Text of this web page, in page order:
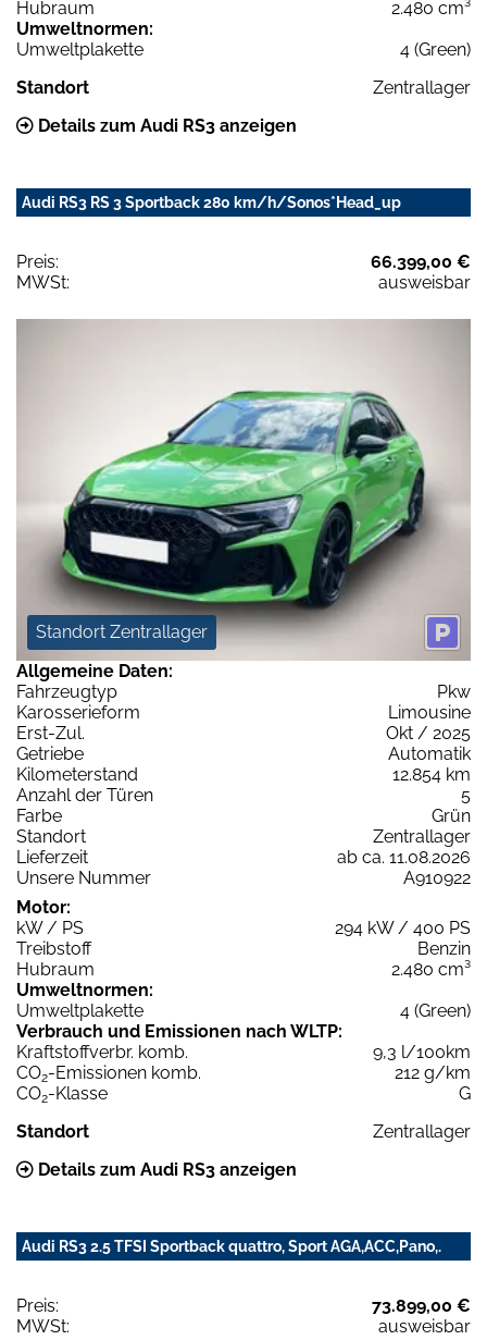
Hubraum
2.480 cm³
Umweltnormen:
Umweltplakette
4 (Green)
Standort
Zentrallager
Details zum Audi RS3 anzeigen
Audi RS3 RS 3 Sportback 280 km/h/Sonos*Head_up
Preis:
66.399,00 €
MWSt:
ausweisbar
Standort Zentrallager
Allgemeine Daten:
Fahrzeugtyp
Pkw
Karosserieform
Limousine
Erst-Zul.
Okt / 2025
Getriebe
Automatik
Kilometerstand
12.854 km
Anzahl der Türen
5
Farbe
Grün
Standort
Zentrallager
Lieferzeit
ab ca. 11.08.2026
Unsere Nummer
A910922
Motor:
kW / PS
294 kW / 400 PS
Treibstoff
Benzin
Hubraum
2.480 cm³
Umweltnormen:
Umweltplakette
4 (Green)
Verbrauch und Emissionen nach WLTP:
Kraftstoffverbr. komb.
9,3 l/100km
CO2-Emissionen komb.
212 g/km
CO2-Klasse
G
Standort
Zentrallager
Details zum Audi RS3 anzeigen
Audi RS3 2.5 TFSI Sportback quattro, Sport AGA,ACC,Pano,.
Preis:
73.899,00 €
MWSt:
ausweisbar